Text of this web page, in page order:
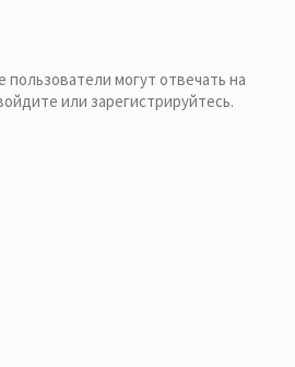
пользователи могут отвечать на
или зарегистрируйтесь.